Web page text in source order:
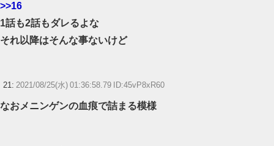
>>16
1話も2話もダレるよな
それ以降はそんな事ないけど
21: 2021/08/25(水) 01:36:58.79 ID:45vP8xR60
なおメニンゲンの血痕で詰まる模様